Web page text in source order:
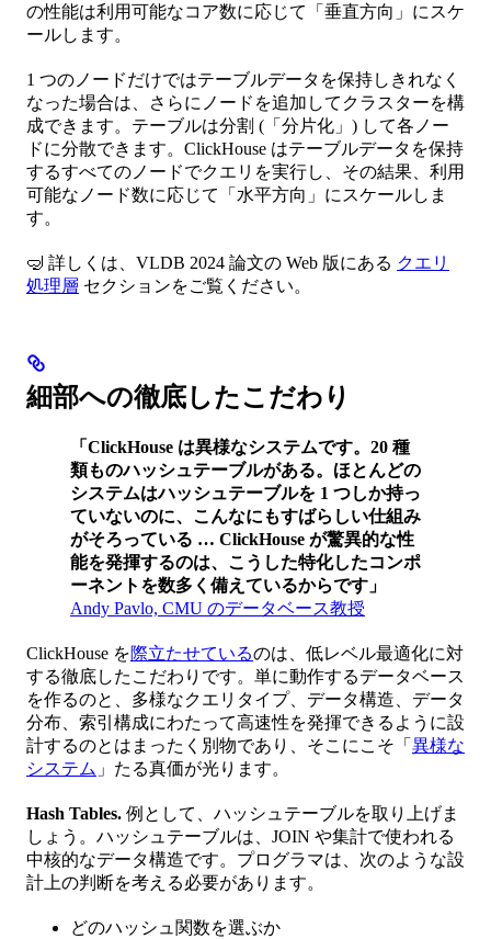
の性能は利用可能なコア数に応じて「垂直方向」にスケ
ールします。
1 つのノードだけではテーブルデータを保持しきれなく
なった場合は、さらにノードを追加してクラスターを構
成できます。テーブルは分割 (「分片化」) して各ノー
ドに分散できます。ClickHouse はテーブルデータを保持
するすべてのノードでクエリを実行し、その結果、利用
可能なノード数に応じて「水平方向」にスケールしま
す。
🤿 詳しくは、VLDB 2024 論文の Web 版にある クエリ
処理層 セクションをご覧ください。
細部への徹底したこだわり
「ClickHouse は異様なシステムです。20 種
類ものハッシュテーブルがある。ほとんどの
システムはハッシュテーブルを 1 つしか持っ
ていないのに、こんなにもすばらしい仕組み
がそろっている … ClickHouse が驚異的な性
能を発揮するのは、こうした特化したコンポ
ーネントを数多く備えているからです」
Andy Pavlo, CMU のデータベース教授
ClickHouse を際立たせているのは、低レベル最適化に対
する徹底したこだわりです。単に動作するデータベース
を作るのと、多様なクエリタイプ、データ構造、データ
分布、索引構成にわたって高速性を発揮できるように設
計するのとはまったく別物であり、そこにこそ「 異様な
システム 」たる真価が光ります。
Hash Tables. 例として、ハッシュテーブルを取り上げま
しょう。ハッシュテーブルは、JOIN や集計で使われる
中核的なデータ構造です。プログラマは、次のような設
計上の判断を考える必要があります。
どのハッシュ関数を選ぶか